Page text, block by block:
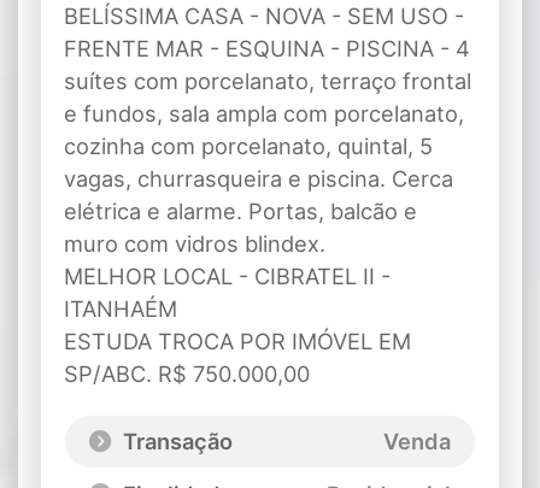
BELÍSSIMA CASA - NOVA - SEM USO -
FRENTE MAR - ESQUINA - PISCINA - 4
suítes com porcelanato, terraço frontal
e fundos, sala ampla com porcelanato,
cozinha com porcelanato, quintal, 5
vagas, churrasqueira e piscina. Cerca
elétrica e alarme. Portas, balcão e
muro com vidros blindex.
MELHOR LOCAL - CIBRATEL II -
ITANHAÉM
ESTUDA TROCA POR IMÓVEL EM
SP/ABC. R$ 750.000,00
Transação
Venda